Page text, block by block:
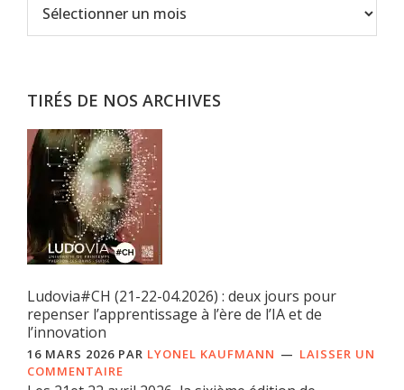
TIRÉS DE NOS ARCHIVES
Ludovia#CH (21-22-04.2026) : deux jours pour
repenser l’apprentissage à l’ère de l’IA et de
l’innovation
16 MARS 2026 PAR LYONEL KAUFMANN
LAISSER UN
COMMENTAIRE